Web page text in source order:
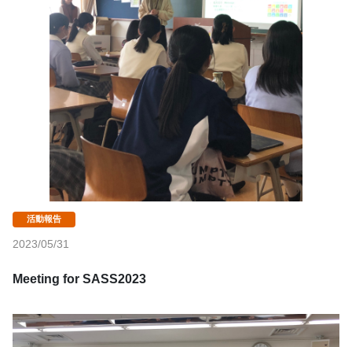
2023/05/31
Meeting for SASS2023